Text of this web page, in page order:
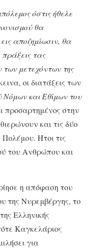
όστις ήθελε
θα
αποζημίωσιν, θα
τας
μετεχόντων της
οι διατάξεις των
Νόμων και Εθίμων του
προσαρτημένος στην
και τις δύο
Ήτοι τις
του Ανθρώπου και
η απόφαση του
της Νυρεμβέργης, το
Ελληνικής
Καγκελάριος
για